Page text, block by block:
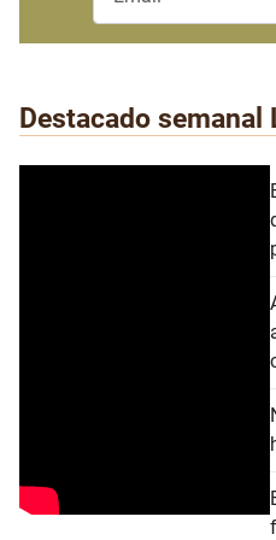
Destacado semanal